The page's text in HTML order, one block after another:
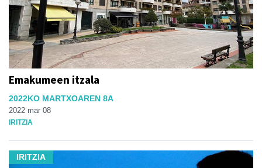
Emakumeen itzala
2022KO MARTXOAREN 8A
2022 mar 08
IRITZIA
IRITZIA